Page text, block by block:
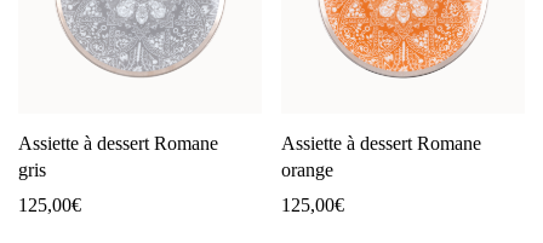
Assiette à dessert Romane
gris
125,00€
Assiette à dessert Romane
orange
125,00€